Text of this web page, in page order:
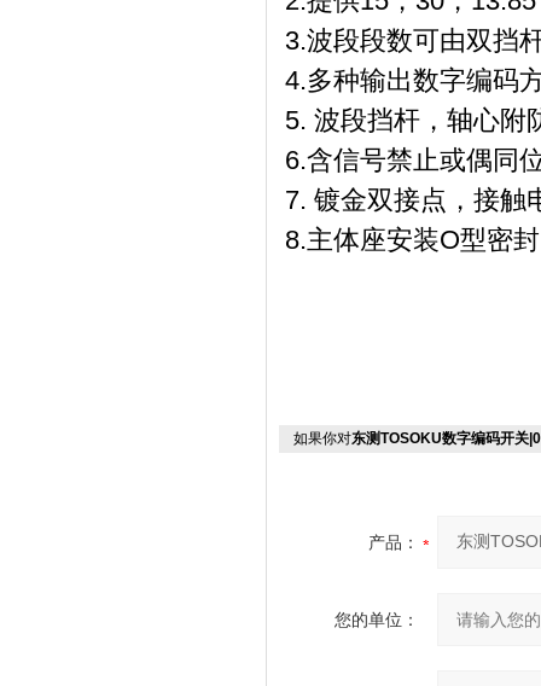
3.波段段数可由双挡
4.多种输出数字编码
5. 波段挡杆，轴心附
6.含信号禁止或偶同
7. 镀金双接点，接触
8.主体座安装O型密
如果你对东测TOSOKU数字编码开关
产品：
您的单位：